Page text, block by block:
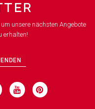
unsere nächsten Angebote
erhalten!